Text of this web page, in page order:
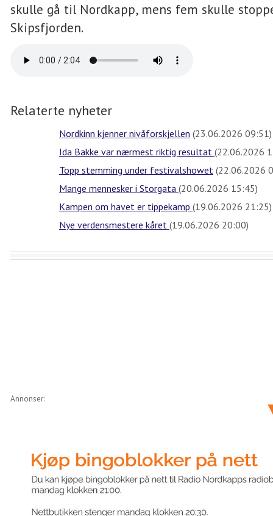
skulle gå til Nordkapp, mens fem skulle
Skipsfjorden.
Relaterte nyheter
Nordkinn kjenner nivåforskjellen (23.06.2026 09:51)
Ida Bakke var nærmest riktig resultat (22.06.2026
Topp stemming under festivalshowet (22.06.2026
Mange mennesker i Storgata (20.06.2026 15:45)
Kampen om havet er tippekamp (19.06.2026 21:25)
Nye verdensmestere kåret (19.06.2026 20:00)
Annonser: